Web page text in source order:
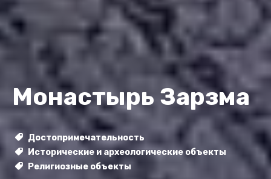
Монастырь Зарзма
Достопримечательность
Исторические и археологические объекты
Религиозные объекты